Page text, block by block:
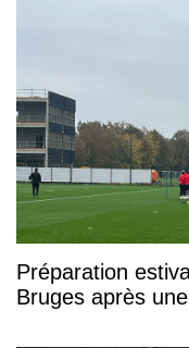
Préparation
Bruges après